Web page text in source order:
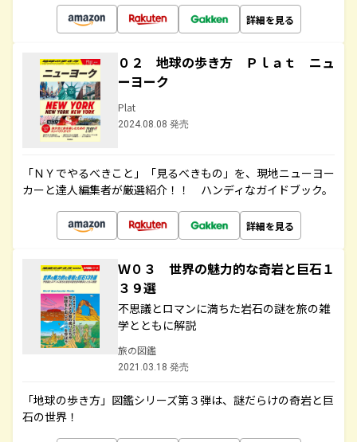
詳細を見る
０２ 地球の歩き方 Ｐｌａｔ ニュ
ーヨーク
Plat
2024.08.08 発売
「ＮＹでやるべきこと」「見るべきもの」を、現地ニューヨー
カーと達人編集者が厳選紹介！！ ハンディなガイドブック。
詳細を見る
Ｗ０３ 世界の魅力的な奇岩と巨石１
３９選
不思議とロマンに満ちた岩石の謎を旅の雑
学とともに解説
旅の図鑑
2021.03.18 発売
「地球の歩き方」図鑑シリーズ第３弾は、謎だらけの奇岩と巨
石の世界！